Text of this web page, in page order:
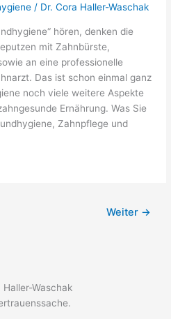
/ Dr. Cora Haller-Waschak
hören, denken die
mit Zahnbürste,
an eine professionelle
Das ist schon einmal ganz
noch viele weitere Aspekte
Ernährung. Was Sie
Zahnpflege und
Weiter →